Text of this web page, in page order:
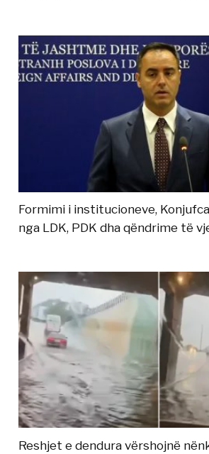
Formimi i institucioneve,
nga LDK, PDK dha qëndrime të
Reshjet e dendura vërshojnë